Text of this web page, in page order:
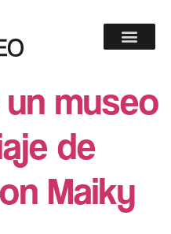
museo
de
Maiky